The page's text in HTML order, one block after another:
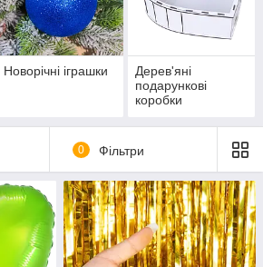
Новорічні іграшки
Дерев'яні
подарункові
коробки
0 Фільтри